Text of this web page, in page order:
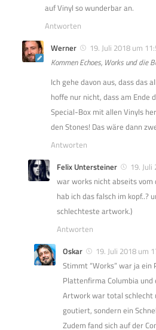
auf Vinyl so wunderbar an.
Antworten
Werner
19. Juli 2018 um
Kommen Echoes, Works und die
Ich gehe davon aus, dass das
hoffe nur nicht, dass am Ende
Special-Box mit allen Vinyls
den Stones! Das wäre dann
Antworten
Felix Untersteiner
19. Juli
war works nicht abseits
hab ich das falsch im kopf..?
schlechteste artwork.)
Antworten
Oskar
19. Juli 2018 um
Stimmt “Works” war ja
Plattenfirma Columbia und
Artwork war total schlecht
goutiert, sondern ein
Zudem fand sich auf der